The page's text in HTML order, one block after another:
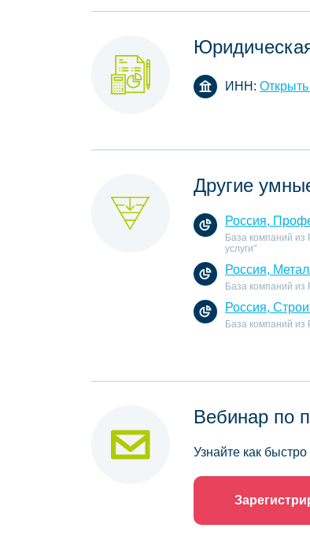
ИНН:
Другие
Россия,
База компаний
услуги"
Россия,
База компаний из
Россия,
База компаний из
Вебинар по
Узнайте как